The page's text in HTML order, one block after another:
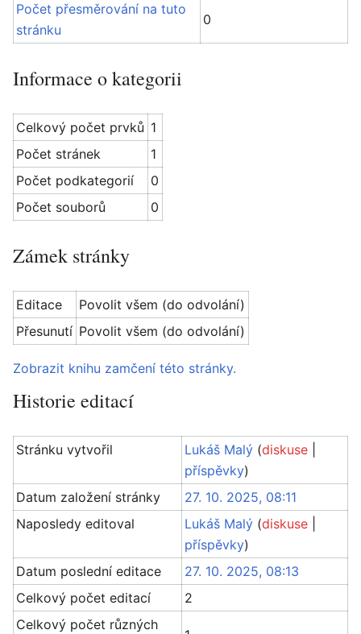
Počet přesměrování na tuto
stránku
0
Informace o kategorii
Celkový počet prvků 1
Počet stránek
1
Počet podkategorií
0
Počet souborů
0
Zámek stránky
Editace
Povolit všem (do odvolání)
Přesunutí Povolit všem (do odvolání)
Zobrazit knihu zamčení této stránky.
Historie editací
Stránku vytvořil Lukáš Malý (diskuse
příspěvky)
Datum založení stránky
27. 10. 2025, 08:11
Naposledy editoval
Lukáš Malý (diskuse
příspěvky)
Datum poslední editace
27. 10. 2025, 08:13
Celkový počet editací
2
Celkový počet různých